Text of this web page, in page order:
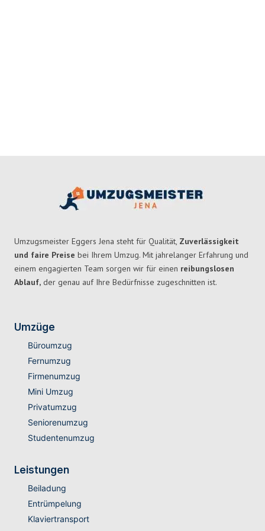
Umzugsmeister Eggers Jena steht für Qualität, Zuverlässigkeit
und faire Preise bei Ihrem Umzug. Mit jahrelanger Erfahrung und
einem engagierten Team sorgen wir für einen reibungslosen
Ablauf, der genau auf Ihre Bedürfnisse zugeschnitten ist.
Umzüge
Büroumzug
Fernumzug
Firmenumzug
Mini Umzug
Privatumzug
Seniorenumzug
Studentenumzug
Leistungen
Beiladung
Entrümpelung
Klaviertransport